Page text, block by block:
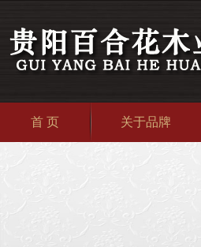
首 页 关于品牌